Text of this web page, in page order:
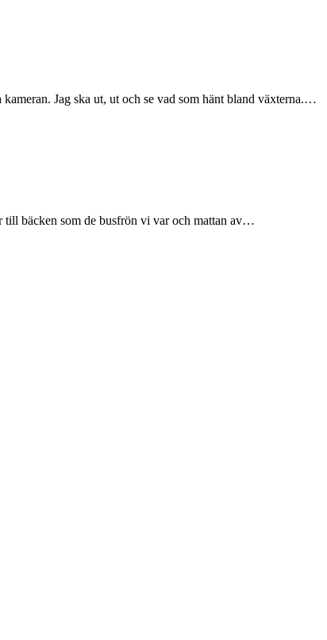
Jag ska ut, ut och se vad som hänt bland växterna.…
till bäcken som de busfrön vi var och mattan av…